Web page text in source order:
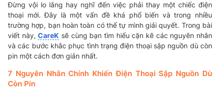
Đừng vội lo lắng hay nghĩ đến việc phải thay một chiếc điện
thoại mới. Đây là một vấn đề khá phổ biến và trong nhiều
trường hợp, bạn hoàn toàn có thể tự mình giải quyết. Trong bài
viết này,CareK sẽ cùng bạn tìm hiểu cặn kẽ các nguyên nhân
và các bước khắc phục tình trạng điện thoại sập nguồn dù còn
pin một cách đơn giản nhất.
7 Nguyên Nhân Chính Khiến Điện Thoại Sập Nguồn Dù
Còn Pin